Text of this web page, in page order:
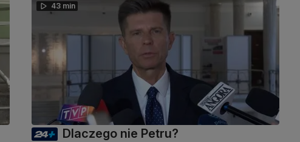
43 min
Dlaczego nie Petru?